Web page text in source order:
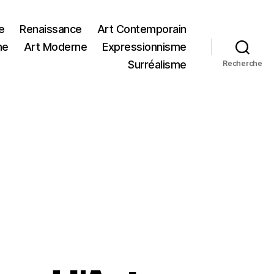
Renaissance
Art Contemporain
Art Moderne
Expressionnisme
Surréalisme
Recherche